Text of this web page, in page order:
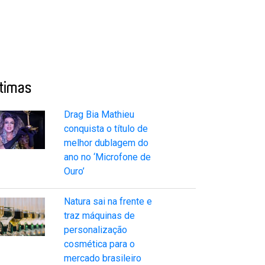
Drag Bia Mathieu
conquista o título de
melhor dublagem do
ano no ‘Microfone de
Ouro’
Natura sai na frente e
traz máquinas de
personalização
cosmética para o
mercado brasileiro